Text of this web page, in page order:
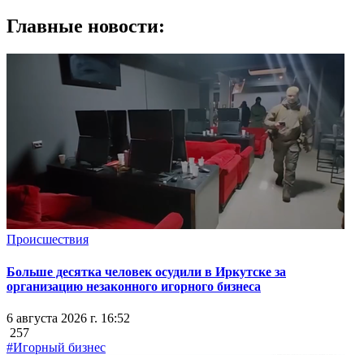
Главные новости:
Происшествия
Больше десятка человек осудили в Иркутске за
организацию незаконного игорного бизнеса
6 августа 2026 г. 16:52
257
#Игорный бизнес